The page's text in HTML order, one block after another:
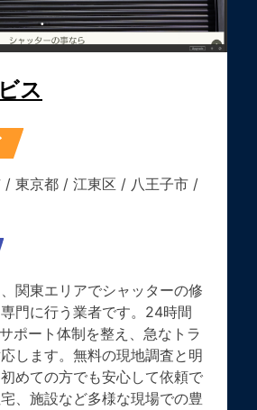
ス
/ 東京都 / 江東区 / 八王子市 /
関東エリアでシャッターの修
門に行う業者です。​24時間
ポート体制を整え、急なトラ
します。​無料の現地調査と明
めての方でも安心して依頼で
、施設など多様な現場での豊